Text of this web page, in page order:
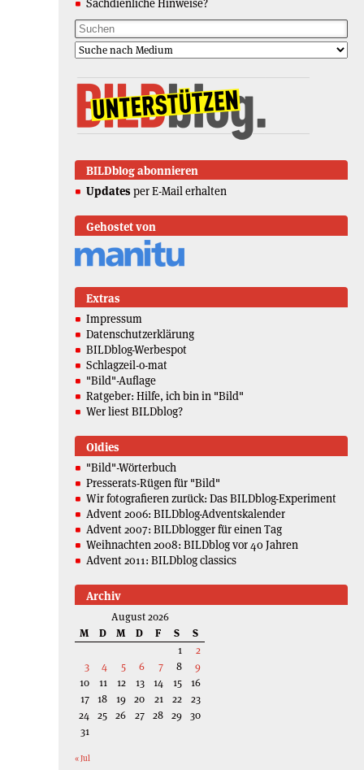
BILDblog abonnieren
Updates per E-Mail erhalten
Gehostet von
Extras
Impressum
Datenschutzerklärung
BILDblog-Werbespot
Schlagzeil-o-mat
"Bild"-Auflage
Ratgeber: Hilfe, ich bin in "Bild"
Wer liest BILDblog?
Oldies
"Bild"-Wörterbuch
Presserats-Rügen für "Bild"
Wir fotografieren zurück: Das BILDblog-Experiment
Advent 2006: BILDblog-Adventskalender
Advent 2007: BILDblogger für einen Tag
Weihnachten 2008: BILDblog vor 40 Jahren
Advent 2011: BILDblog classics
Archiv
August 2026
M
D M D F S
S
1
2
3
4 5 6 7 8
9
10
11 12 13 14 15
16
17 18 19 20 21 22
23
24 25 26 27 28 29 30
31
« Jul